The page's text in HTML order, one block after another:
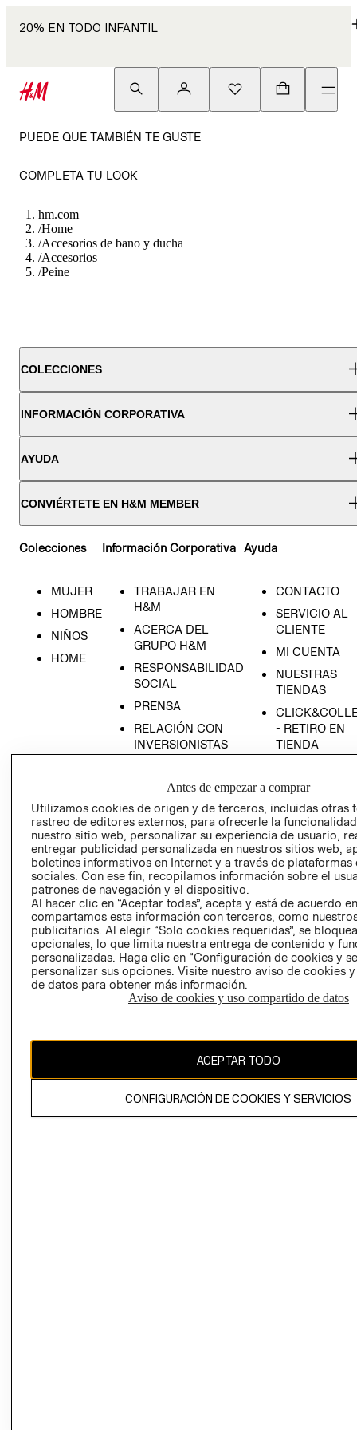
20% EN TODO INFANTIL
PUEDE QUE TAMBIÉN TE GUSTE
COMPLETA TU LOOK
hm.com
/Home
/Accesorios de bano y ducha
/Accesorios
/Peine
COLECCIONES
INFORMACIÓN CORPORATIVA
AYUDA
CONVIÉRTETE EN H&M MEMBER
Colecciones
MUJER
HOMBRE
NIÑOS
HOME
Información Corporativa
TRABAJAR EN
H&M
ACERCA DEL
GRUPO H&M
RESPONSABILIDAD
SOCIAL
PRENSA
RELACIÓN CON
INVERSIONISTAS
EMPRESARIAL
Ayuda
CONTACTO
SERVICIO AL
CLIENTE
MI CUENTA
NUESTRAS
TIENDAS
- RETIRO EN
TIENDA
CONDICIONES
AVISO DE
PRIVACIDAD
GIFT CARD
AVISO DE
COOKIES
Chile ($)
El contenido de esta página web está protegido por copyright y es
propiedad de H&M Hennes & Mauritz AB.
Antes de empezar a comprar
Utilizamos cookies de origen y de terceros, incluidas otras
rastreo de editores externos, para ofrecerle la
nuestro sitio web, personalizar su experiencia de usuario,
entregar publicidad personalizada en nuestros sitios web,
boletines informativos en Internet y a través de plataformas
sociales. Con ese fin, recopilamos información sobre el
patrones de navegación y el dispositivo.
Al hacer clic en “Aceptar todas”, acepta y está de acuerdo
compartamos esta información con terceros, como
publicitarios. Al elegir “Solo cookies requeridas”, se
opcionales, lo que limita nuestra entrega de contenido y
personalizadas. Haga clic en “Configuración de cookies y
personalizar sus opciones. Visite nuestro aviso de cookies
de datos para obtener más información.
Aviso de cookies y uso compartido de datos
ACEPTAR TODO
CONFIGURACIÓN DE COOKIES Y SERVICIOS